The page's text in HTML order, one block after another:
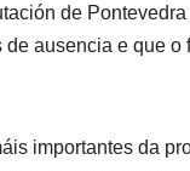
de
ausencia e que o
importantes da